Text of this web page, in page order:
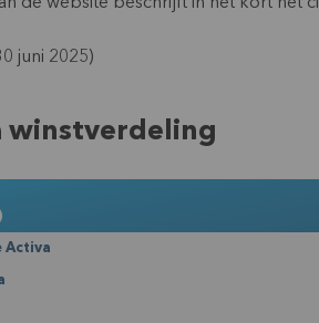
juni 2025)
winstverdeling
Activa